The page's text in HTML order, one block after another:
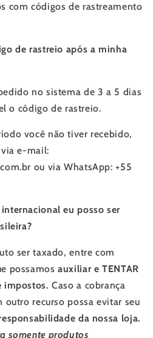
com códigos de rastreamento
de rastreio após a minha
no sistema de 3 a 5 dias
o código de rastreio.
você não tiver recebido,
e-mail:
ou via WhatsApp: +55
eu posso ser
ser taxado, entre com
possamosauxiliar e TENTAR
impostos. Caso a cobrança
recurso possa evitar seu
da nossa loja.
somente produtos